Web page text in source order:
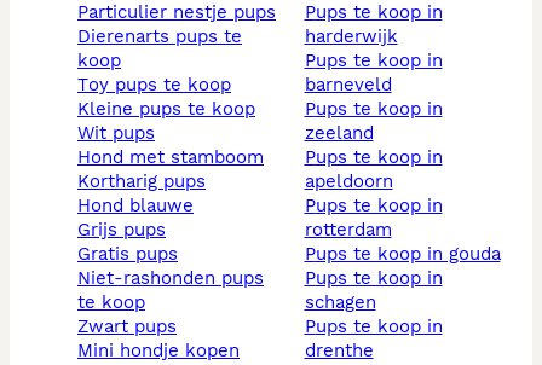
particulier nestje pups
dierenarts pups te
koop
toy pups te koop
kleine pups te koop
wit pups
hond met stamboom
kortharig pups
hond blauwe
grijs pups
gratis pups
niet-rashonden pups
te koop
zwart pups
mini hondje kopen
pups te koop in
harderwijk
pups te koop in
barneveld
pups te koop in
zeeland
pups te koop in
apeldoorn
pups te koop in
rotterdam
pups te koop in gouda
pups te koop in
schagen
pups te koop in
drenthe